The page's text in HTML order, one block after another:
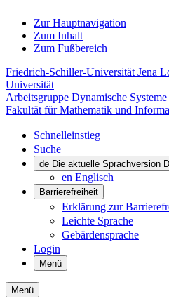
Zur Hauptnavigation
Zum Inhalt
Zum Fußbereich
Friedrich-Schiller-Universität Jena
Universität
Arbeitsgruppe Dynamische Systeme
Fakultät für Mathematik und
Schnelleinstieg
Suche
de Die aktuelle Sprachversion
en Englisch
Barrierefreiheit
Erklärung zur
Leichte Sprache
Gebärdensprache
Login
Menü
Menü